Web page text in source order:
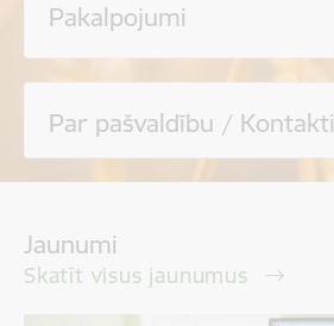
Pakalpojumi
Par pašvaldību / Kontakti
Jaunumi
Skatīt visus jaunumus